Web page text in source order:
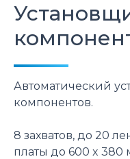
Автоматический
компонентов.
8 захватов, до 20
платы до 600 x 380